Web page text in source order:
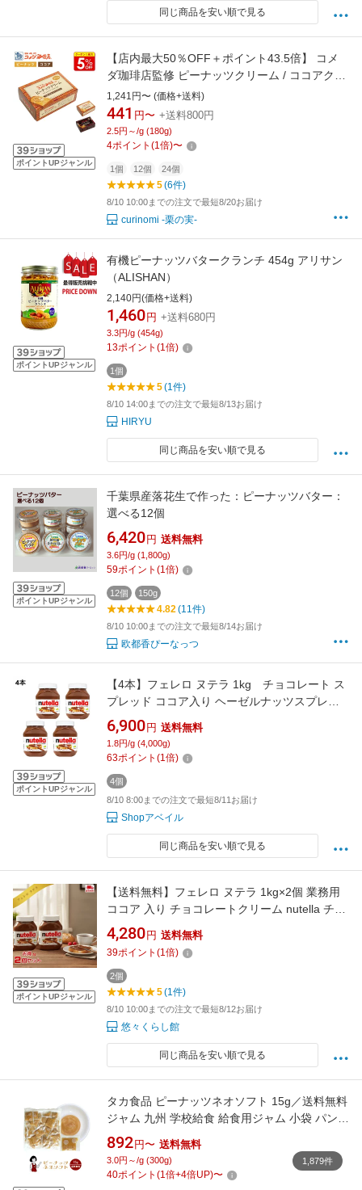
同じ商品を安い順で見る
ポイントUPジャンル
【店内最大50％OFF＋ポイント43.5倍】 コメ
ダ珈琲店監修 ピーナッツクリーム / ココアクリ
ーム ピーナッツバター チョコレートスプレッ
ド 180g 粒入り カップ
1,241円〜 (価格+送料)
441 円〜 +送料800円
2.5円～/g (180g)
4ポイント (1倍)〜
1個 12個 24個
5(6件)
8/10 10:00までの注文で最短8/20お届け
curinomi -栗の実-
ポイントUPジャンル
有機ピーナッツバタークランチ 454g アリサン
（ALISHAN）
2,140円(価格+送料)
1,460 円 +送料680円
3.3円/g (454g)
13ポイント (1倍)
1個
5(1件)
8/10 14:00までの注文で最短8/13お届け
HIRYU
同じ商品を安い順で見る
ポイントUPジャンル
千葉県産落花生で作った：ピーナッツバター：
選べる12個
6,420 円 送料無料
3.6円/g (1,800g)
59ポイント (1倍)
12個 150g
4.82(11件)
8/10 10:00までの注文で最短8/14お届け
欧都香ぴーなっつ
ポイントUPジャンル
【4本】フェレロ ヌテラ 1kg チョコレート ス
プレッド ココア入り ヘーゼルナッツスプレッ
ド チョコ ヘーゼルナッツ チョコレートスプレ
ッド チョコスプレッド ぺースト クリーム 大容
量 Ferrero Nutella
6,900 円 送料無料
1.8円/g (4,000g)
63ポイント (1倍)
4個
8/10 8:00までの注文で最短8/11お届け
Shopアベイル
同じ商品を安い順で見る
ポイントUPジャンル
【送料無料】フェレロ ヌテラ 1kg×2個 業務用
ココア 入り チョコレートクリーム nutella チョ
コレートスプレッド チョコクリーム チョコソ
ース ペースト パンのお供 パンのおとも 食パン
サンドイッチ 朝食 人気 ビッグサイズ 業務用 大
きいサイズ BIG size
4,280 円 送料無料
39ポイント (1倍)
2個
5(1件)
8/10 10:00までの注文で最短8/12お届け
悠々くらし館
同じ商品を安い順で見る
タカ食品 ピーナッツネオソフト 15g／送料無料
ジャム 九州 学校給食 給食用ジャム 小袋 パン
スイーツ 使い切り ピーナッツ 小分け テイクア
ウト こわけや
892 円〜 送料無料
3.0円～/g (300g)
40ポイント (1倍+4倍UP)〜
1,879件